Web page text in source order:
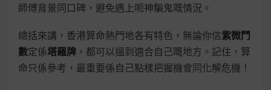
師傅背景同口碑，避免遇上呃神騙鬼嘅情況。
總括來講，香港算命熱門地各有特色，無論你信紫微鬥
數定係塔羅牌 ，都可以搵到適合自己嘅地方。記住，算
命只係參考，最重要係自己點樣把握機會同化解危機！